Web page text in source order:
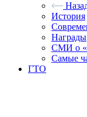
История
Награды
СМИ о
Самые
ГТО